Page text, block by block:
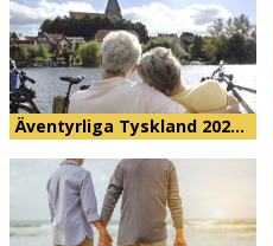
Äventyrliga Tyskland 202…